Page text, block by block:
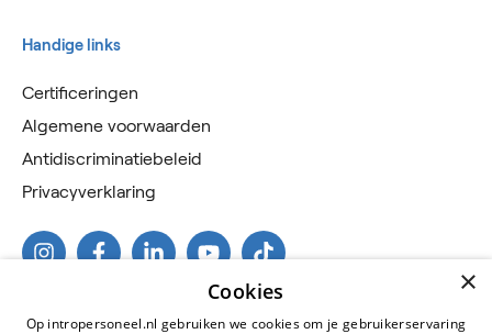
Handige links
Certificeringen
Algemene voorwaarden
Antidiscriminatiebeleid
Privacyverklaring
×
Cookies
Op intropersoneel.nl gebruiken we cookies om je gebruikerservaring